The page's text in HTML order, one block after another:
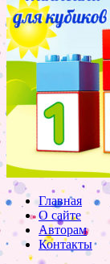
Главная
О сайте
Авторам
Контакты